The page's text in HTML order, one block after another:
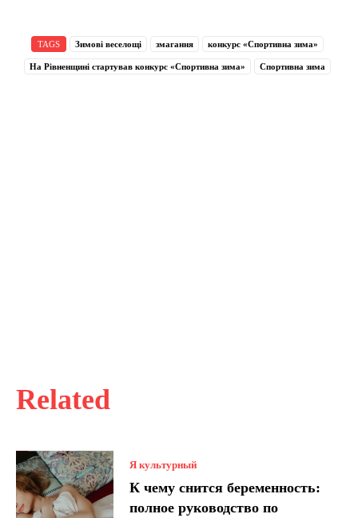
Related
Я культурный
К чему снится беременность:
полное руководство по
TAGS Зимові веселощі змагання конкурс «Спортивна зима»
На Рівненщині стартував конкурс «Спортивна зима» Спортивна зима